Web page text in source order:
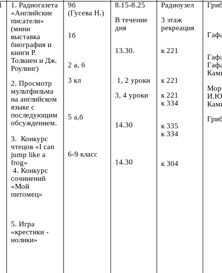
1. Радиогазета
«Английские
писатели»
(мини
выставка
биография и
книги Р.
Толкиен и Дж.
Роулинг)
2. Просмотр
мультфильма
на английском
языке с
последующим
обсуждением.
3. Конкурс
чтецов «I can
jump like a
frog»
4. Конкурс
сочинений
«Мой
питомец»
5. Игра
«крестики -
нолики»
9б
(Гусева Н.)
1б
2 a, б
3 кл
5 а,б
6-9 класс
8.15-8.25
В течение
дня
13.30.
1, 2 уроки
3, 4 уроки
14.30
14.30
Радиоузел
3 этаж
рекреация
к 221
к 221
к 221
к 334
к 335
к 334
к 304